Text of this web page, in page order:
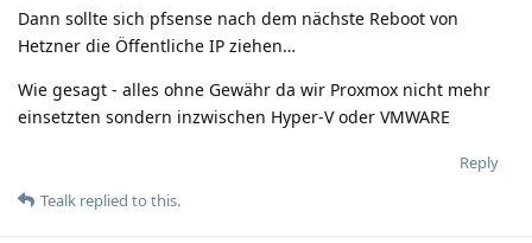
Dann sollte sich pfsense nach dem nächste Reboot von
Hetzner die Öffentliche IP ziehen…
Wie gesagt - alles ohne Gewähr da wir Proxmox nicht mehr
einsetzten sondern inzwischen Hyper-V oder VMWARE
Reply
Tealk replied to this.